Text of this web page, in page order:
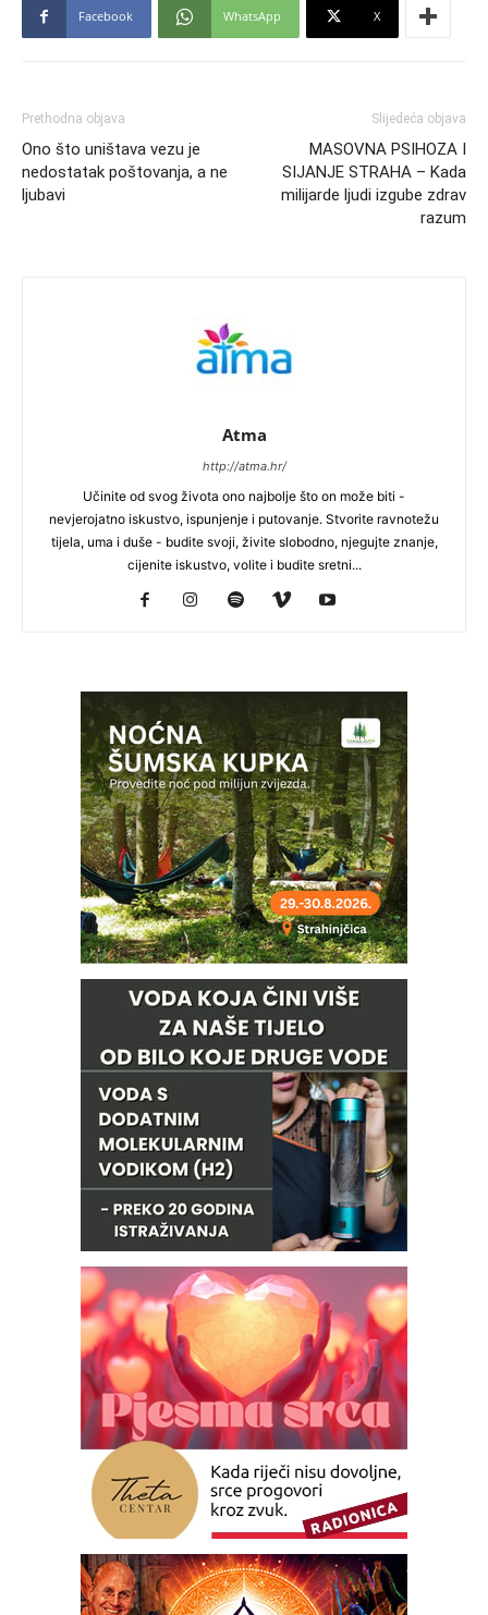
Facebook WhatsApp X
Prethodna objava
Ono što uništava vezu je
nedostatak poštovanja, a ne
ljubavi
Slijedeća objava
MASOVNA PSIHOZA I
SIJANJE STRAHA – Kada
milijarde ljudi izgube zdrav
razum
Atma
http://atma.hr/
Učinite od svog života ono najbolje što on može biti -
nevjerojatno iskustvo, ispunjenje i putovanje. Stvorite ravnotežu
tijela, uma i duše - budite svoji, živite slobodno, njegujte znanje,
cijenite iskustvo, volite i budite sretni...